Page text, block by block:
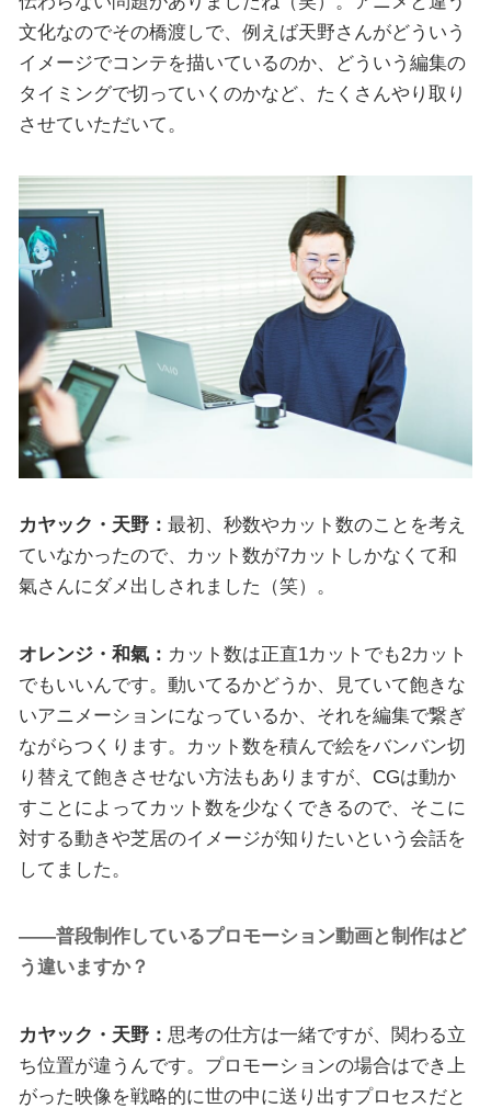
文化なのでその橋渡しで、例えば天野さんがどういう
イメージでコンテを描いているのか、どういう編集の
タイミングで切っていくのかなど、たくさんやり取り
させていただいて。
カヤック・天野： 最初、秒数やカット数のことを考え
ていなかったので、カット数が7カットしかなくて和
氣さんにダメ出しされました（笑）。
オレンジ・和氣： カット数は正直1カットでも2カット
でもいいんです。動いてるかどうか、見ていて飽きな
いアニメーションになっているか、それを編集で繋ぎ
ながらつくります。カット数を積んで絵をバンバン切
り替えて飽きさせない方法もありますが、CGは動か
すことによってカット数を少なくできるので、そこに
対する動きや芝居のイメージが知りたいという会話を
してました。
――普段制作しているプロモーション動画と制作はど
う違いますか？
カヤック・天野： 思考の仕方は一緒ですが、関わる立
ち位置が違うんです。プロモーションの場合はでき上
がった映像を戦略的に世の中に送り出すプロセスだと